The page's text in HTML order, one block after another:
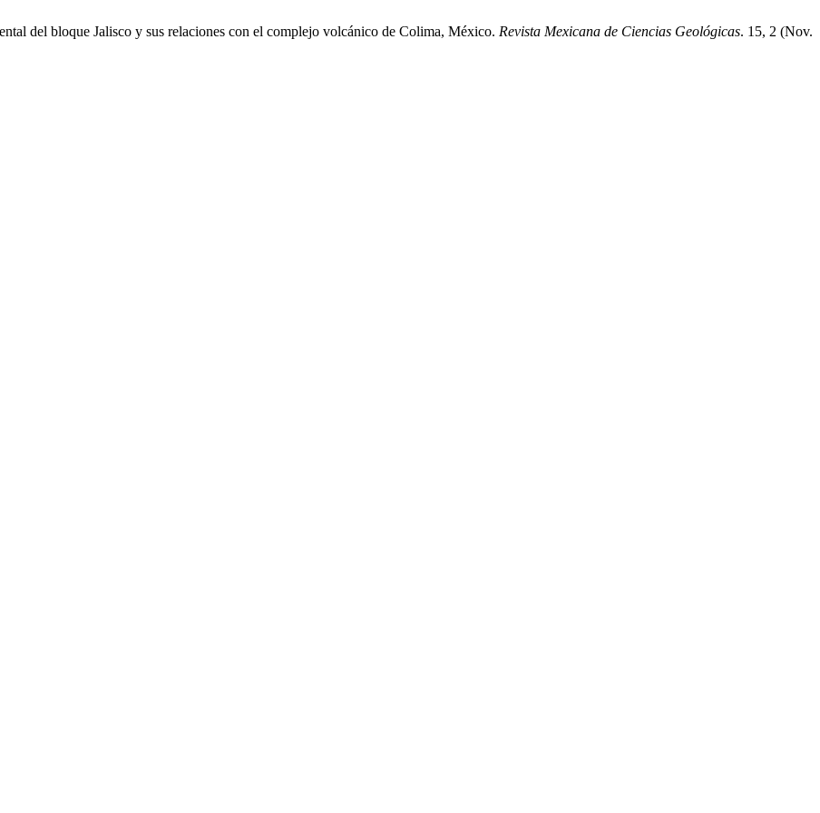
del bloque Jalisco y sus relaciones con el complejo volcánico de Colima, México. Revista Mexicana de Ciencias Geológicas. 15, 2 (Nov.